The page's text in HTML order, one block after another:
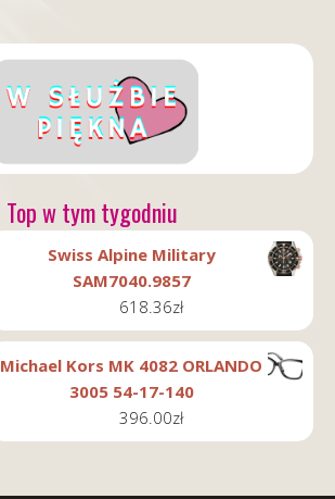
Top w tym tygodniu
Swiss Alpine Military
SAM7040.9857
618.36zł
Michael Kors MK 4082 ORLANDO
3005 54-17-140
396.00zł